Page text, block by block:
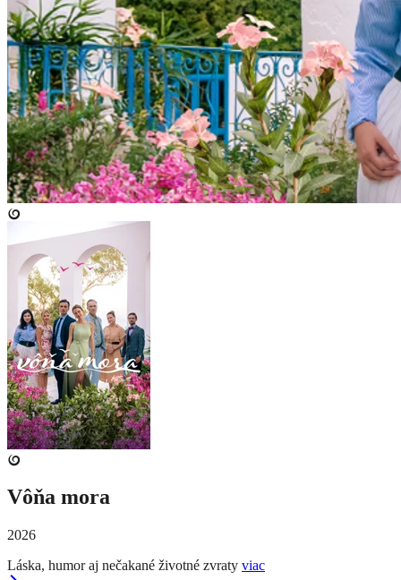
Vôňa mora
2026
Láska, humor aj nečakané životné zvraty viac